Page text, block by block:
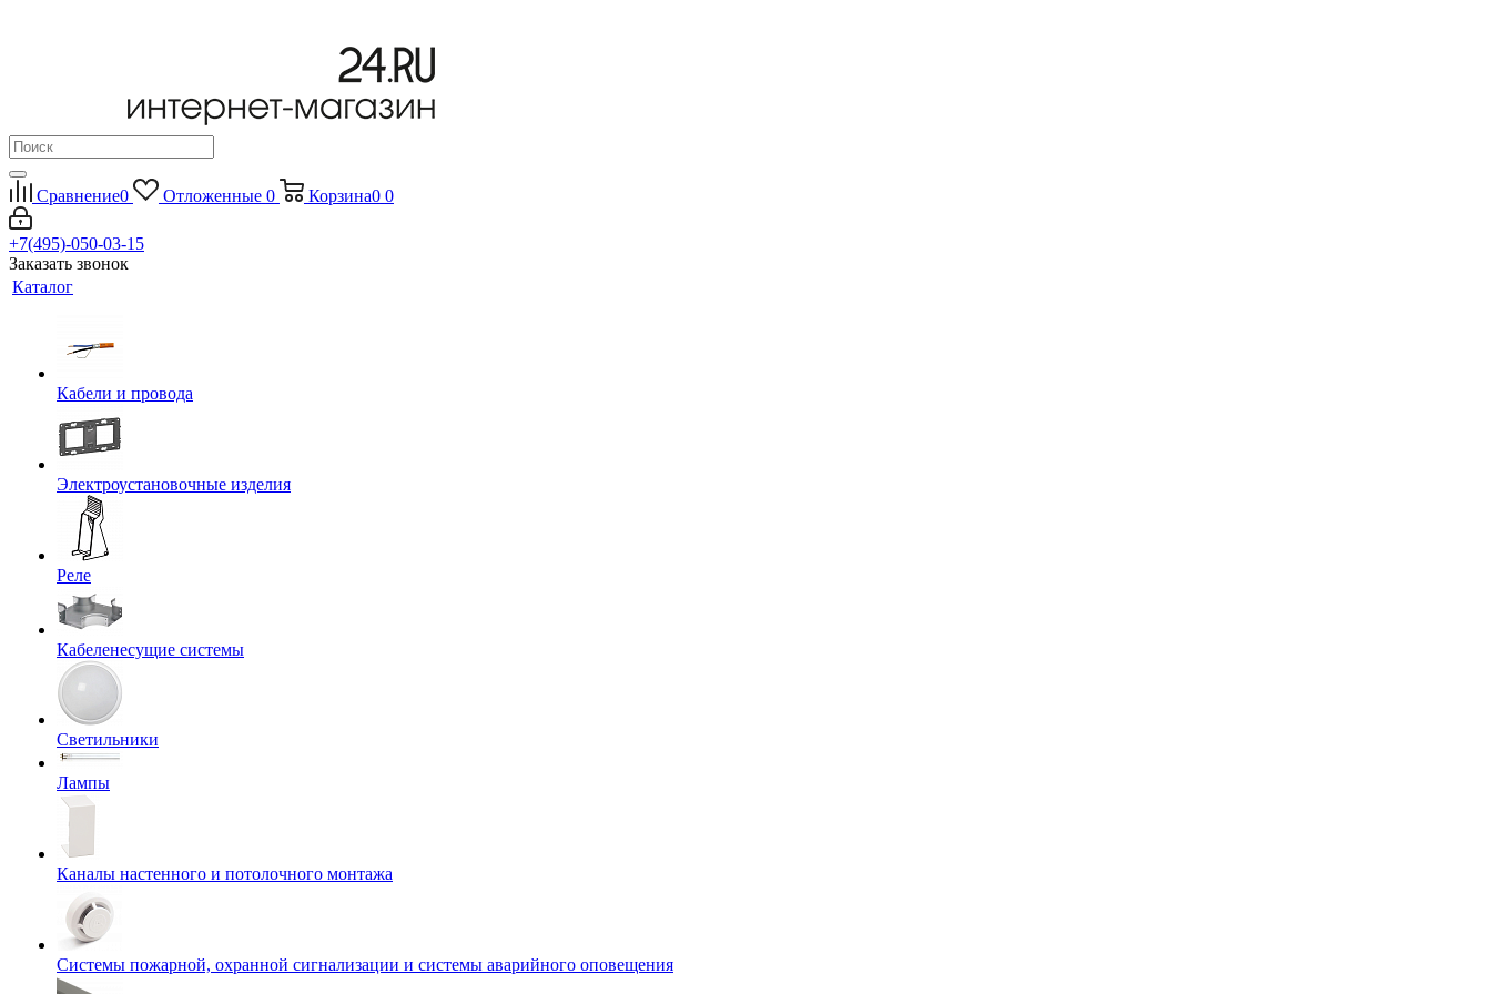
Сравнение0 Отложенные 0 Корзина0 0
+7(495)-050-03-15
Заказать звонок
Каталог
Кабели и провода
Электроустановочные изделия
Реле
Кабеленесущие системы
Светильники
Лампы
Каналы настенного и потолочного монтажа
Системы пожарной, охранной сигнализации и системы аварийного оповещения